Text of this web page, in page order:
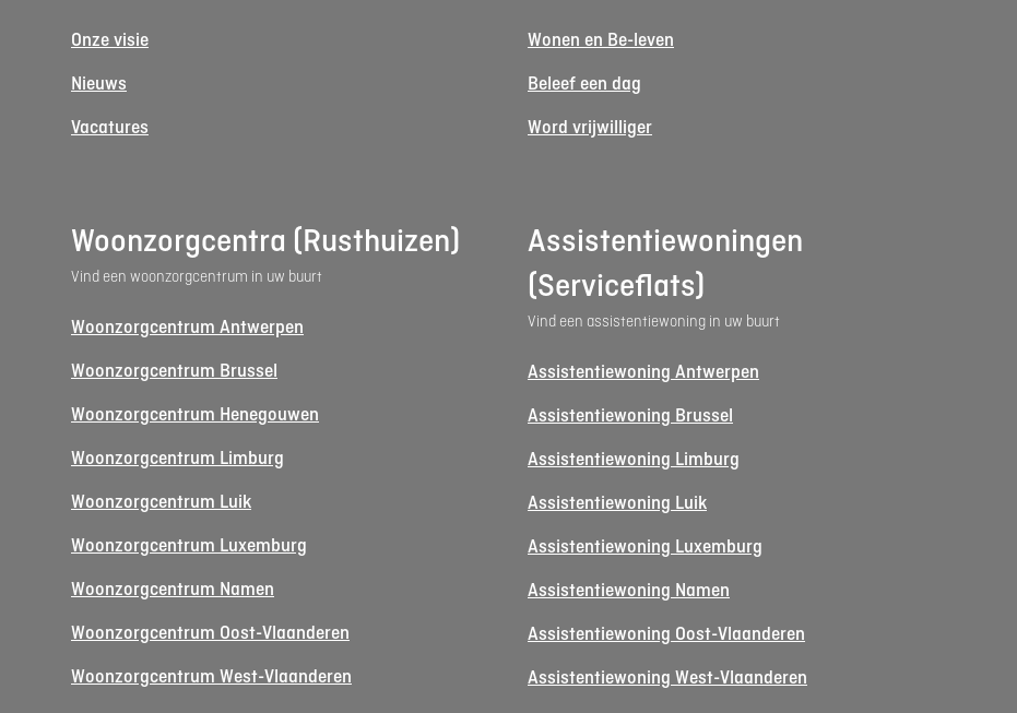
Onze visie
Nieuws
Vacatures
Woonzorgcentra (Rusthuizen)
Vind een woonzorgcentrum in uw buurt
Woonzorgcentrum Antwerpen
Woonzorgcentrum Brussel
Woonzorgcentrum Henegouwen
Woonzorgcentrum Limburg
Woonzorgcentrum Luik
Woonzorgcentrum Luxemburg
Woonzorgcentrum Namen
Woonzorgcentrum Oost-Vlaanderen
Woonzorgcentrum West-Vlaanderen
Wonen en Be-leven
Beleef een dag
Word vrijwilliger
Assistentiewoningen
(Serviceflats)
Vind een assistentiewoning in uw buurt
Assistentiewoning Antwerpen
Assistentiewoning Brussel
Assistentiewoning Limburg
Assistentiewoning Luik
Assistentiewoning Luxemburg
Assistentiewoning Namen
Assistentiewoning Oost-Vlaanderen
Assistentiewoning West-Vlaanderen